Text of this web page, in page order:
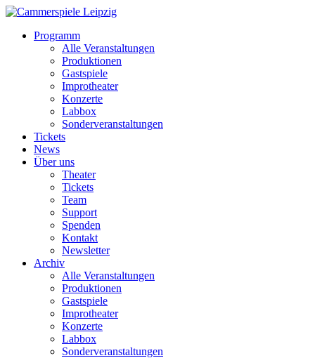
Programm
Alle Veranstaltungen
Produktionen
Gastspiele
Improtheater
Konzerte
Labbox
Sonderveranstaltungen
Tickets
News
Über uns
Theater
Tickets
Team
Support
Spenden
Kontakt
Newsletter
Archiv
Alle Veranstaltungen
Produktionen
Gastspiele
Improtheater
Konzerte
Labbox
Sonderveranstaltungen